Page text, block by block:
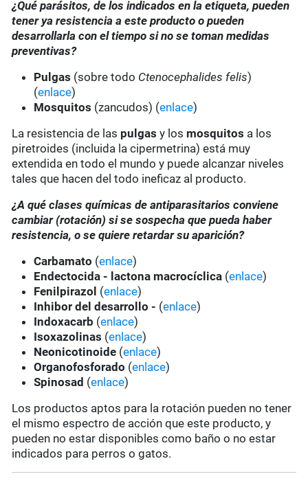
¿Qué parásitos, de los indicados en la etiqueta, pueden
tener ya resistencia a este producto o pueden
desarrollarla con el tiempo si no se toman medidas
preventivas?
Pulgas (sobre todo Ctenocephalides felis)
(enlace)
Mosquitos (zancudos) (enlace)
La resistencia de las pulgas y los mosquitos a los
piretroides (incluida la cipermetrina) está muy
extendida en todo el mundo y puede alcanzar niveles
tales que hacen del todo ineficaz al producto.
¿A qué clases químicas de antiparasitarios conviene
cambiar (rotación) si se sospecha que pueda haber
resistencia, o se quiere retardar su aparición?
Carbamato (enlace)
Endectocida - lactona macrocíclica (enlace)
Fenilpirazol (enlace)
Inhibor del desarrollo - (enlace)
Indoxacarb (enlace)
Isoxazolinas (enlace)
Neonicotinoide (enlace)
Organofosforado (enlace)
Spinosad (enlace)
Los productos aptos para la rotación pueden no tener
el mismo espectro de acción que este producto, y
pueden no estar disponibles como baño o no estar
indicados para perros o gatos.